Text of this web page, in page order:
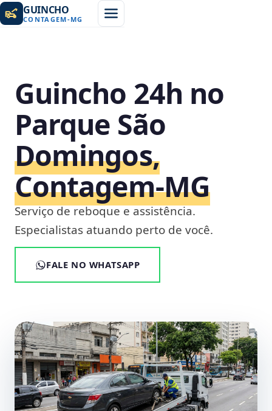
GUINCHO
CONTAGEM-MG
Guincho 24h no
Parque São
Domingos,
Contagem‑MG
Serviço de reboque e assistência.
Especialistas atuando perto de você.
FALE NO WHATSAPP